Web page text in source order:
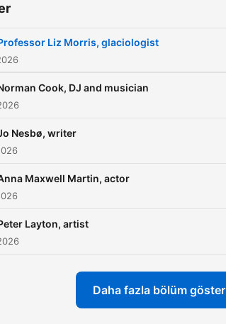
Liz Morris, glaciologist
Cook, DJ and musician
Nesbø, writer
Maxwell Martin, actor
Layton, artist
Daha fazla bölüm göster